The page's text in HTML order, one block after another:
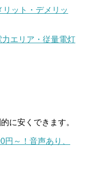
ット・デメリッ
エリア・従量電灯
に安くできます。
円～！音声あり、